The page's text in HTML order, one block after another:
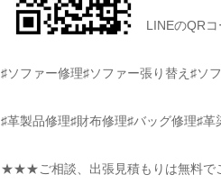
LINEのQRコ
♯ソファー修理♯ソファー張り替え♯ソ
♯革製品修理♯財布修理♯バッグ修理♯
★★★ご相談、出張見積もりは無料